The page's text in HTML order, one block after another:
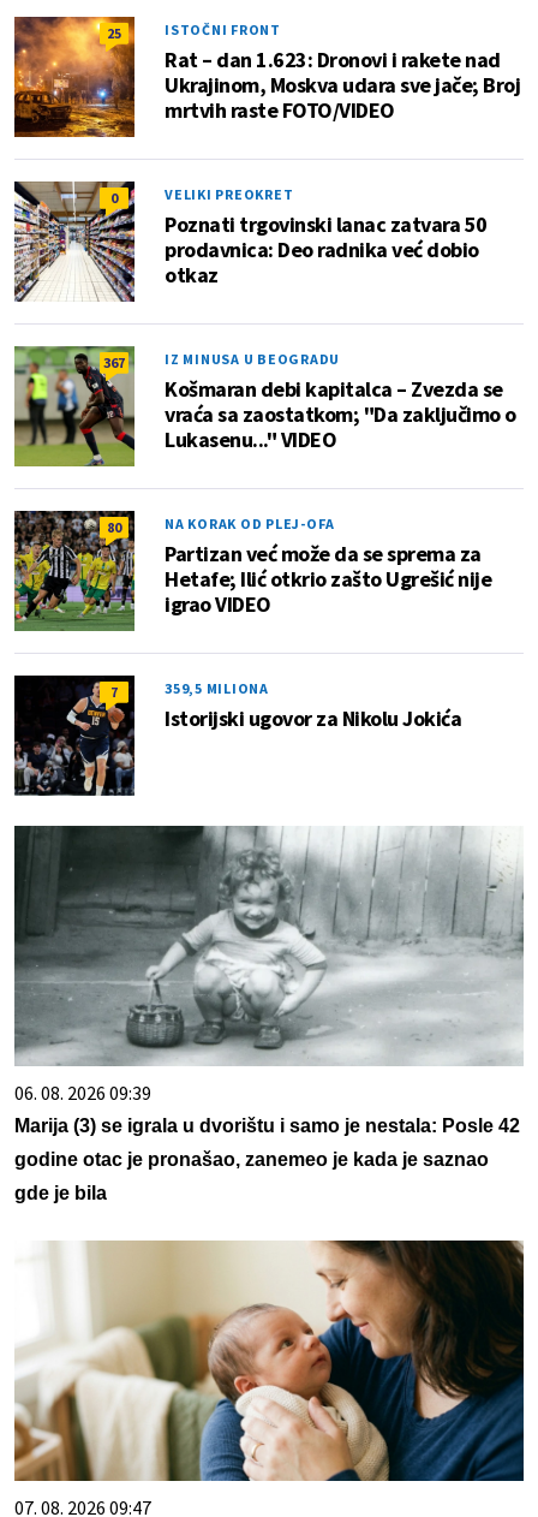
25 ISTOČNI FRONT
Rat – dan 1.623: Dronovi i rakete nad
Ukrajinom, Moskva udara sve jače; Broj
mrtvih raste FOTO/VIDEO
0 VELIKI PREOKRET
Poznati trgovinski lanac zatvara 50
prodavnica: Deo radnika već dobio
otkaz
367 IZ MINUSA U BEOGRADU
Košmaran debi kapitalca – Zvezda se
vraća sa zaostatkom; "Da zaključimo o
Lukasenu..." VIDEO
80 NA KORAK OD PLEJ-OFA
Partizan već može da se sprema za
Hetafe; Ilić otkrio zašto Ugrešić nije
igrao VIDEO
7 359,5 MILIONA
Istorijski ugovor za Nikolu Jokića
06. 08. 2026 09:39
Marija (3) se igrala u dvorištu i samo je nestala: Posle 42
godine otac je pronašao, zanemeo je kada je saznao
gde je bila
07. 08. 2026 09:47